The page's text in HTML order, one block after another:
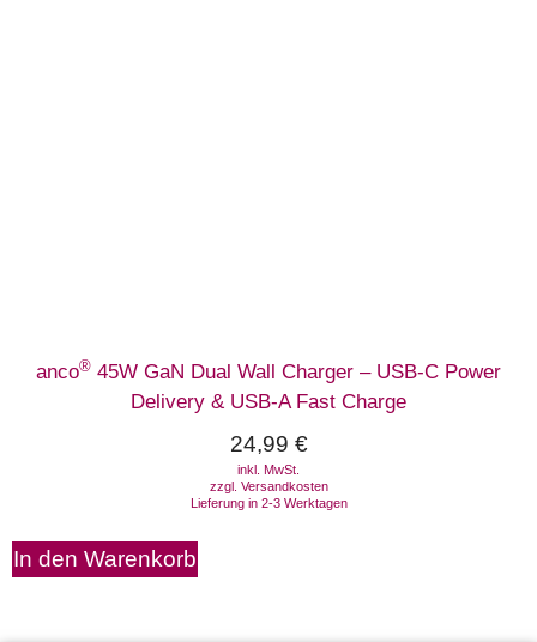
anco® 45W GaN Dual Wall Charger – USB-C Power
Delivery & USB-A Fast Charge
24,99 €
inkl. MwSt.
zzgl. Versandkosten
Lieferung in 2-3 Werktagen
In den Warenkorb